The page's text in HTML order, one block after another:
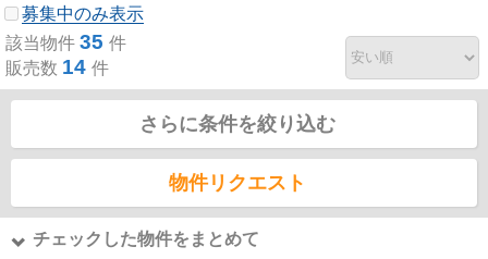
募集中のみ表示
該当物件 35 件
販売数 14 件
さらに条件を絞り込む
物件リクエスト
チェックした物件をまとめて